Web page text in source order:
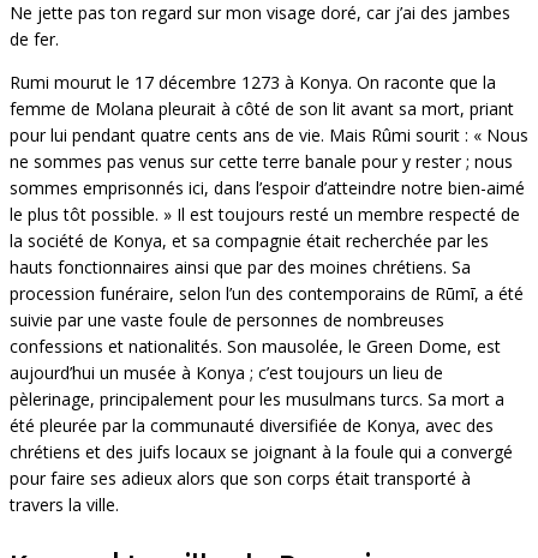
Ne jette pas ton regard sur mon visage doré, car j’ai des jambes
de fer.
Rumi mourut le 17 décembre 1273 à Konya. On raconte que la
femme de Molana pleurait à côté de son lit avant sa mort, priant
pour lui pendant quatre cents ans de vie. Mais Rûmi sourit : « Nous
ne sommes pas venus sur cette terre banale pour y rester ; nous
sommes emprisonnés ici, dans l’espoir d’atteindre notre bien-aimé
le plus tôt possible. » Il est toujours resté un membre respecté de
la société de Konya, et sa compagnie était recherchée par les
hauts fonctionnaires ainsi que par des moines chrétiens. Sa
procession funéraire, selon l’un des contemporains de Rūmī, a été
suivie par une vaste foule de personnes de nombreuses
confessions et nationalités. Son mausolée, le Green Dome, est
aujourd’hui un musée à Konya ; c’est toujours un lieu de
pèlerinage, principalement pour les musulmans turcs. Sa mort a
été pleurée par la communauté diversifiée de Konya, avec des
chrétiens et des juifs locaux se joignant à la foule qui a convergé
pour faire ses adieux alors que son corps était transporté à
travers la ville.